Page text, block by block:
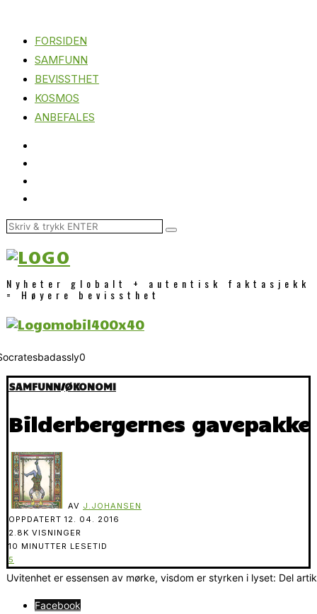
FORSIDEN
SAMFUNN
BEVISSTHET
KOSMOS
ANBEFALES
Nyheter globalt + autentisk faktasjekk
= Høyere bevissthet
SAMFUNN/ØKONOMI
Bilderbergernes
AV J.JOHANSEN
OPPDATERT 12. 04. 2016
2.8K VISNINGER
10 MINUTTER LESETID
5
Uvitenhet er essensen av mørke, visdom er styrken i lyset: Del
Facebook